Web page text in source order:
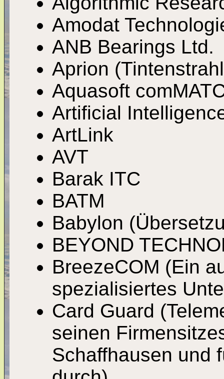
Amodat
ANB Bearings Ltd.
Aprion
Aquasoft
Artificial
ArtLink
AVT
Barak ITC
BATM
Babylon
BEYOND
BreezeCOM (Ein
spezialisiertes
Card Guard
seinen
Schaffhausen und